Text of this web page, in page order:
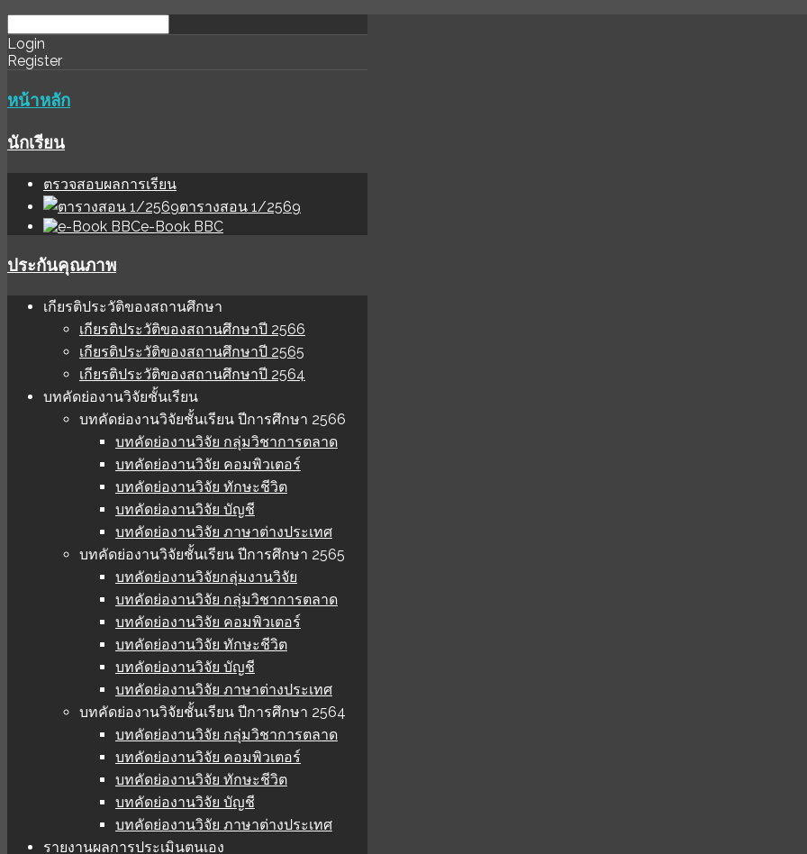
download
software
ihale
sınır
Login
Register
หน้าหลัก
นักเรียน
ตรวจสอบผลการเรียน
ตารางสอน 1/2569
e-Book BBC
ประกันคุณภาพ
เกียรติประวัติของสถานศึกษา
เกียรติประวัติของสถานศึกษาปี 2566
เกียรติประวัติของสถานศึกษาปี 2565
เกียรติประวัติของสถานศึกษาปี 2564
บทคัดย่องานวิจัยชั้นเรียน
บทคัดย่องานวิจัยชั้นเรียน ปีการศึกษา 2566
บทคัดย่องานวิจัย กลุ่มวิชาการตลาด
บทคัดย่องานวิจัย คอมพิวเตอร์
บทคัดย่องานวิจัย ทักษะชีวิต
บทคัดย่องานวิจัย บัญชี
บทคัดย่องานวิจัย ภาษาต่างประเทศ
บทคัดย่องานวิจัยชั้นเรียน ปีการศึกษา 2565
บทคัดย่องานวิจัยกลุ่มงานวิจัย
บทคัดย่องานวิจัย กลุ่มวิชาการตลาด
บทคัดย่องานวิจัย คอมพิวเตอร์
บทคัดย่องานวิจัย ทักษะชีวิต
บทคัดย่องานวิจัย บัญชี
บทคัดย่องานวิจัย ภาษาต่างประเทศ
บทคัดย่องานวิจัยชั้นเรียน ปีการศึกษา 2564
บทคัดย่องานวิจัย กลุ่มวิชาการตลาด
บทคัดย่องานวิจัย คอมพิวเตอร์
บทคัดย่องานวิจัย ทักษะชีวิต
บทคัดย่องานวิจัย บัญชี
บทคัดย่องานวิจัย ภาษาต่างประเทศ
รายงานผลการประเมินตนเอง